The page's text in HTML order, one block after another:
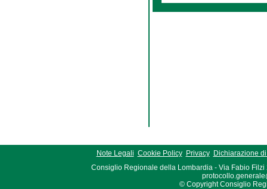
Note Legali Cookie Policy Privacy
Dichiarazione
Consiglio Regionale della Lombardia - Via Fabio Filzi
© Copyright Consiglio